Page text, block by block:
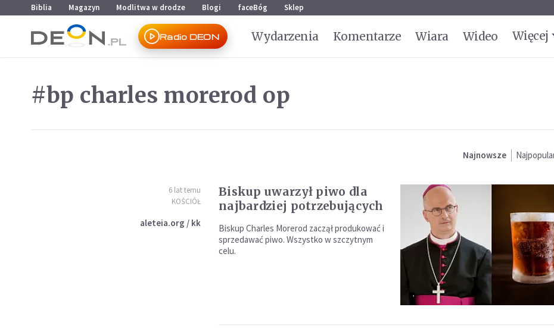
Przejdź do menu głównego
Przejdź do treści
Biblia Magazyn Modlitwa w drodze Blogi faceBóg Sklep
Radio DEON Wydarzenia Komentarze Wiara Wideo Więcej
#bp charles morerod op
Najnowsze
6 lat temu
KOŚCIÓŁ
aleteia.org / kk
Biskup uwarzył piwo dla
najbardziej potrzebujących
Biskup Charles Morerod zaczął produkować i
sprzedawać piwo. Wszystko w szczytnym
celu.